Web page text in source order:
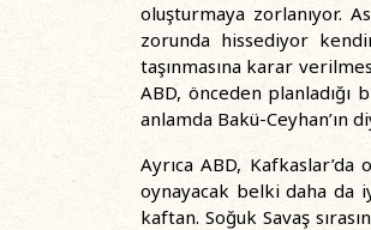
oluşturmaya zorlanıyor.
zorunda hissediyor
taşınmasına karar
ABD, önceden
anlamda Bakü-Ceyhan’ın
Ayrıca ABD,
oynayacak belki daha da
kaftan. Soğuk Savaş